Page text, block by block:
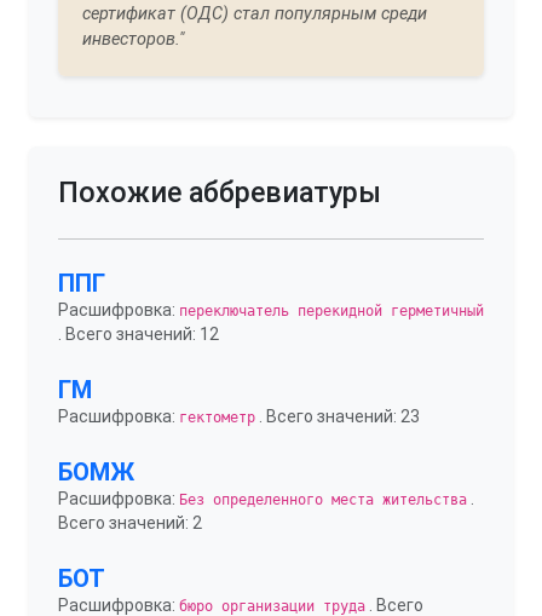
сертификат (ОДС) стал популярным среди
инвесторов."
Похожие аббревиатуры
ППГ
Расшифровка: переключатель перекидной герметичный
. Всего значений: 12
ГМ
Расшифровка: гектометр . Всего значений: 23
БОМЖ
Расшифровка: Без определенного места жительства
Всего значений: 2
БОТ
Расшифровка: бюро организации труда . Всего